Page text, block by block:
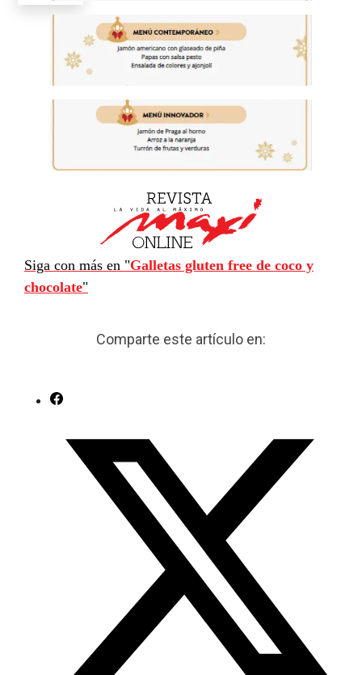
Siga con más en "Galletas gluten free de coco y
chocolate"
Comparte este artículo en: